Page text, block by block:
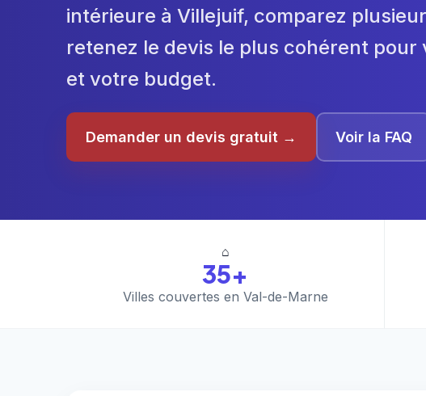
intérieure à Villejuif, comparez
retenez le devis le plus cohérent pour
et votre budget.
Demander un devis gratuit → Voir la FAQ
⌂
35+
Villes couvertes en Val-de-Marne